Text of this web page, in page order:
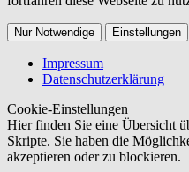
Nur Notwendige Einstellungen
Impressum
Datenschutzerklärung
Cookie-Einstellungen
Hier finden Sie eine Übersicht
Skripte. Sie haben die
akzeptieren oder zu blockieren.